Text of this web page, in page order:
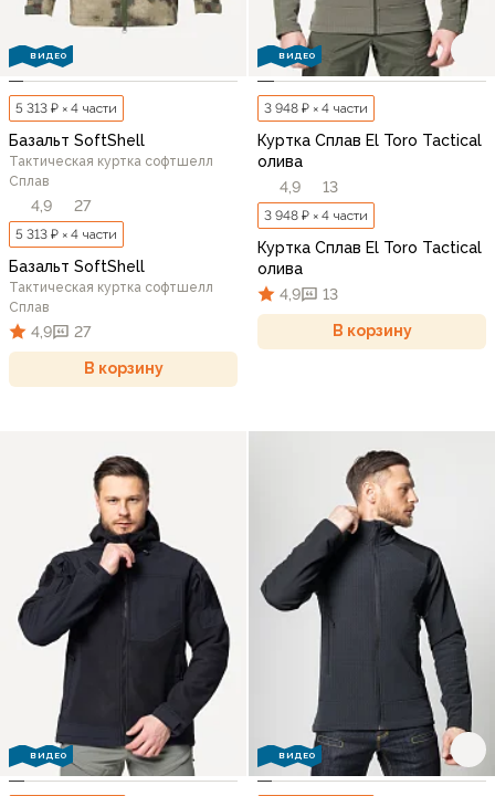
ВИДЕО
5 313 ₽ × 4 части
Базальт SoftShell
Тактическая куртка софтшелл
Сплав
4,9 27
5 313 ₽ × 4 части
Базальт SoftShell
Тактическая куртка софтшелл
Сплав
4,9 27
В корзину
ВИДЕО
3 948 ₽ × 4 части
Куртка Сплав El Toro Tactical
олива
4,9
13
3 948 ₽ × 4 части
Куртка Сплав El Toro Tactical
олива
4,9
13
В корзину
ВИДЕО ВИДЕО